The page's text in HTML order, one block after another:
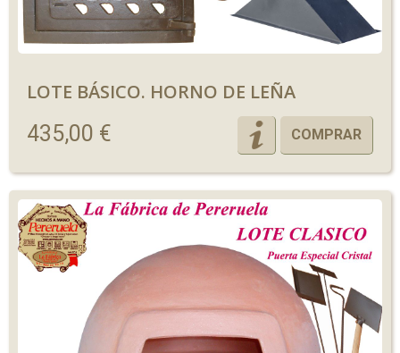
LOTE BÁSICO. HORNO DE LEÑA
435,00 € COMPRAR